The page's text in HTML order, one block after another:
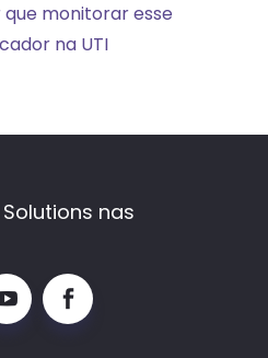
que monitorar esse
na UTI
nas